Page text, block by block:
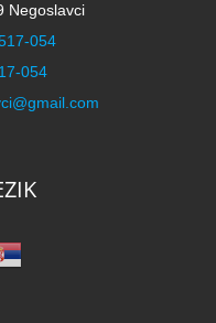
Negoslavci
054
054